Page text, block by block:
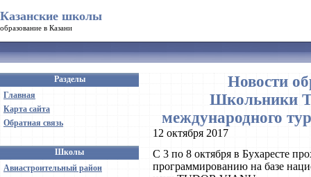
Казанские школы
образование в Казани
Разделы
Главная
Карта сайта
Обратная связь
Школы
Авиастроительный район
Новости
Школьники
международного
12 октября 2017
С 3 по 8 октября в Бухаресте
программированию на базе